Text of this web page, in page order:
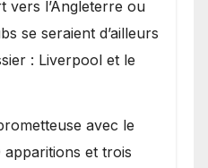
vers l’Angleterre ou
se seraient d’ailleurs
: Liverpool et le
avec le
apparitions et trois